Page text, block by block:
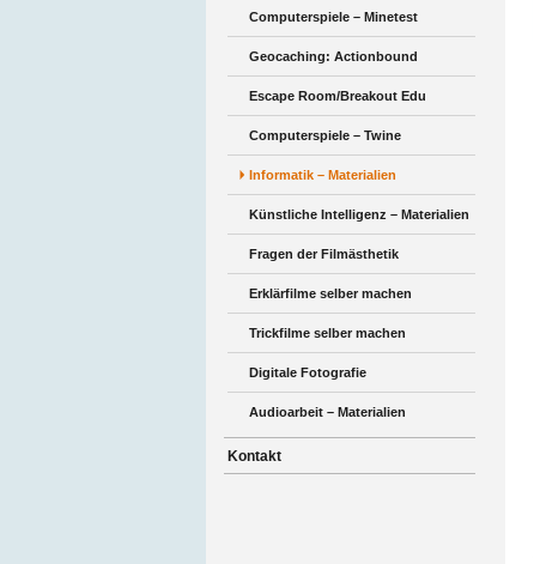
Computerspiele – Minetest
Geocaching: Actionbound
Escape Room/Breakout Edu
Computerspiele – Twine
Informatik – Materialien
Künstliche Intelligenz – Materialien
Fragen der Filmästhetik
Erklärfilme selber machen
Trickfilme selber machen
Digitale Fotografie
Audioarbeit – Materialien
Kontakt